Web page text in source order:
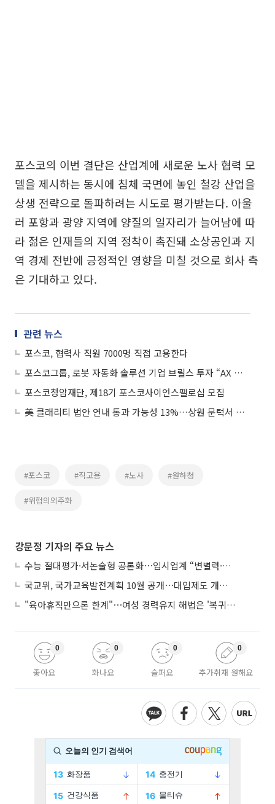
포스코의 이번 결단은 산업계에 새로운 노사 협력 모
델을 제시하는 동시에 침체 국면에 놓인 철강 산업을
상생 전략으로 돌파하려는 시도로 평가받는다. 아울
러 포항과 광양 지역에 양질의 일자리가 늘어남에 따
라 젊은 인재들의 지역 정착이 촉진돼 소상공인과 지
역 경제 전반에 긍정적인 영향을 미칠 것으로 회사 측
은 기대하고 있다.
관련 뉴스
포스코, 협력사 직원 7000명 직접 고용한다
포스코그룹, 로봇 자동화 솔루션 기업 브릴스 투자 “AX 본격 추진”
포스코청암재단, 제18기 포스코사이언스펠로십 모집
美 클래리티 법안 연내 통과 가능성 13%…상원 문턱서 제동
#포스코 #직고용 #노사 #원하청
#위험의외주화
강문정 기자의 주요 뉴스
수능 절대평가·서논술형 공론화⋯입시업계 “변별력·사교육 대책 먼저”
국교위, 국가교육발전계획 10월 공개⋯대입제도 개편 공론화 추진
"육아휴직만으론 한계"⋯여성 경력유지 해법은 '복귀 후 유연근무’
좋아요
0
화나요
0
슬퍼요
0
추가취재 원해요
0